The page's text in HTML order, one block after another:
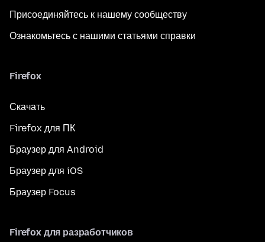
Присоединяйтесь к нашему сообществу
Ознакомьтесь с нашими статьями справки
Firefox
Скачать
Firefox для ПК
Браузер для Android
Браузер для iOS
Браузер Focus
Firefox для разработчиков